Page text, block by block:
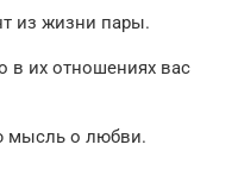
из жизни пары.
в их отношениях вас
мысль о любви.